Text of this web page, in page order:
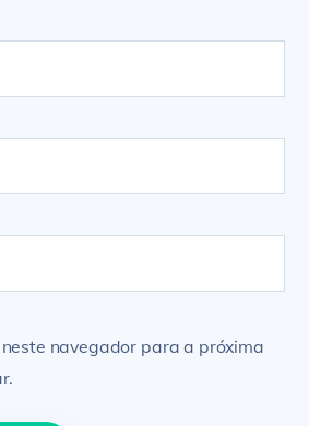
navegador para a próxima